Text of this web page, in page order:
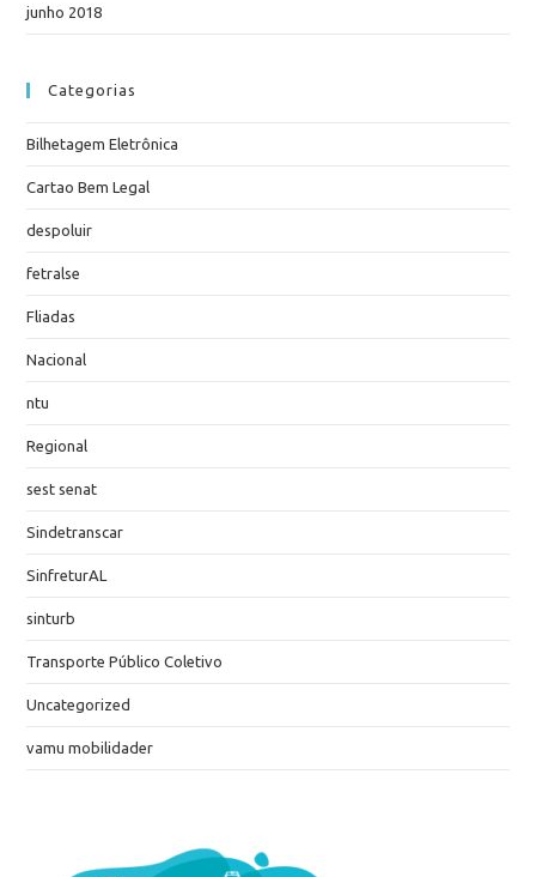
junho 2018
Categorias
Bilhetagem Eletrônica
Cartao Bem Legal
despoluir
fetralse
Fliadas
Nacional
ntu
Regional
sest senat
Sindetranscar
SinfreturAL
sinturb
Transporte Público Coletivo
Uncategorized
vamu mobilidader